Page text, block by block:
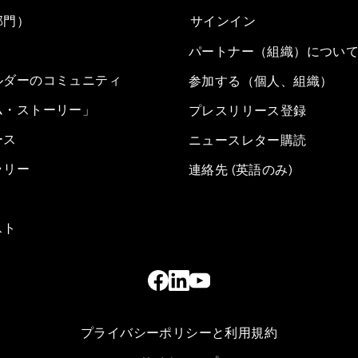
）
ーのコミュニティ
ストーリー」
リー
サインイン
パートナー（組織）につい
参加する（個人、組織）
プレスリリース登録
ニュースレター購読
連絡先 (英語のみ)
プライバシーポリシーと利用規約